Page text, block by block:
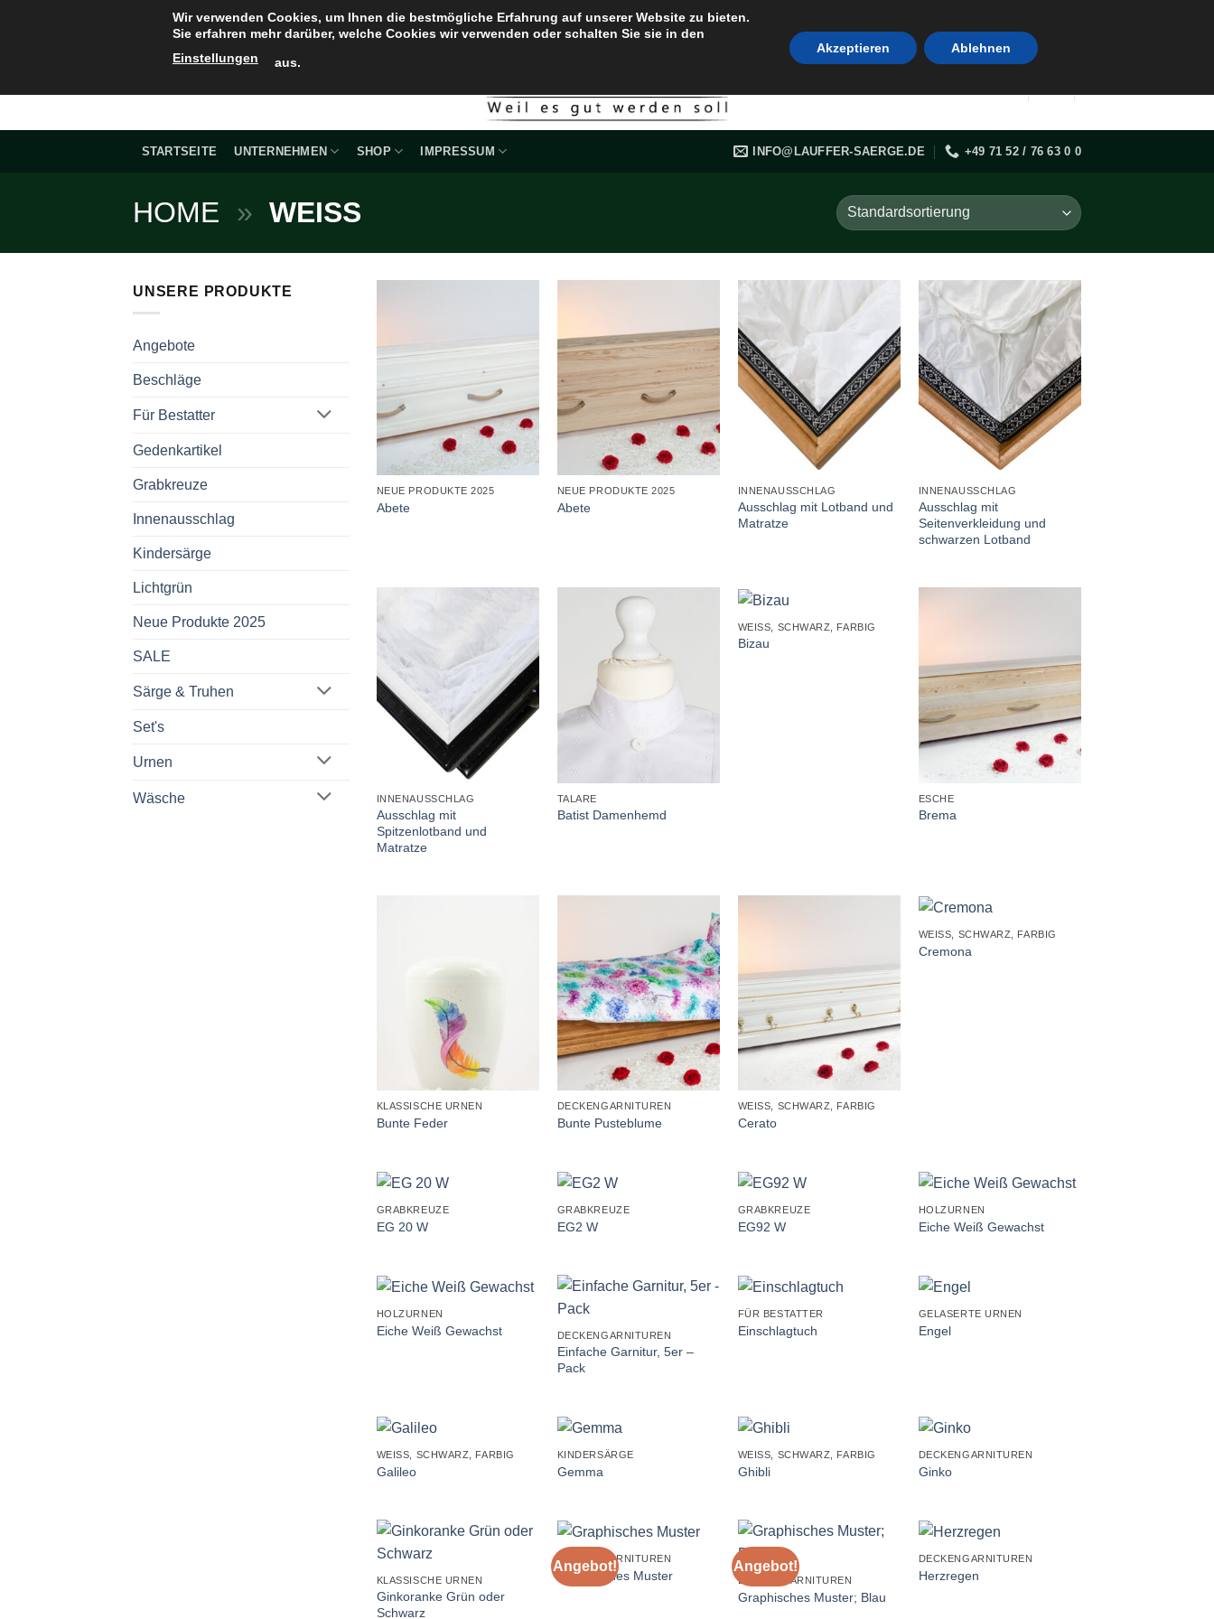
STARTSEITE UNTERNEHMEN SHOP IMPRESSUM INFO@LAUFFER-SAERGE.DE +49 71 52 / 76 63 0 0
HOME » WEISS
UNSERE PRODUKTE
Angebote
Beschläge
Für Bestatter
Gedenkartikel
Grabkreuze
Innenausschlag
Kindersärge
Lichtgrün
Neue Produkte 2025
SALE
Särge & Truhen
Set's
Urnen
Wäsche
NEUE PRODUKTE 2025
Abete
NEUE PRODUKTE 2025
Abete
INNENAUSSCHLAG
Ausschlag mit Lotband und
Matratze
INNENAUSSCHLAG
Ausschlag mit
Seitenverkleidung und
schwarzen Lotband
INNENAUSSCHLAG
Ausschlag mit
Spitzenlotband und
Matratze
TALARE
Batist Damenhemd
+
WEISS, SCHWARZ, FARBIG
Bizau
ESCHE
Brema
KLASSISCHE URNEN
Bunte Feder
DECKENGARNITUREN
Bunte Pusteblume
WEISS, SCHWARZ, FARBIG
Cerato
+
WEISS, SCHWARZ, FARBIG
Cremona
+
GRABKREUZE
EG 20 W
+
GRABKREUZE
EG2 W
+
GRABKREUZE
EG92 W
+
HOLZURNEN
Eiche Weiß Gewachst
+
HOLZURNEN
Eiche Weiß Gewachst
+
DECKENGARNITUREN
Einfache Garnitur, 5er –
Pack
+
FÜR BESTATTER
Einschlagtuch
+
GELASERTE URNEN
Engel
+
WEISS, SCHWARZ, FARBIG
Galileo
+
KINDERSÄRGE
Gemma
+
WEISS, SCHWARZ, FARBIG
Ghibli
+
DECKENGARNITUREN
Ginko
KLASSISCHE URNEN
Ginkoranke Grün oder
Schwarz
Angebot!
+
DECKENGARNITUREN
Graphisches Muster
Angebot!
+
DECKENGARNITUREN
Graphisches Muster; Blau
+
DECKENGARNITUREN
Herzregen
Wir verwenden Cookies, um Ihnen die bestmögliche Erfahrung auf unserer Website zu bieten.
Sie erfahren mehr darüber, welche Cookies wir verwenden oder schalten Sie sie in den
Einstellungen
aus.
Akzeptieren Ablehnen